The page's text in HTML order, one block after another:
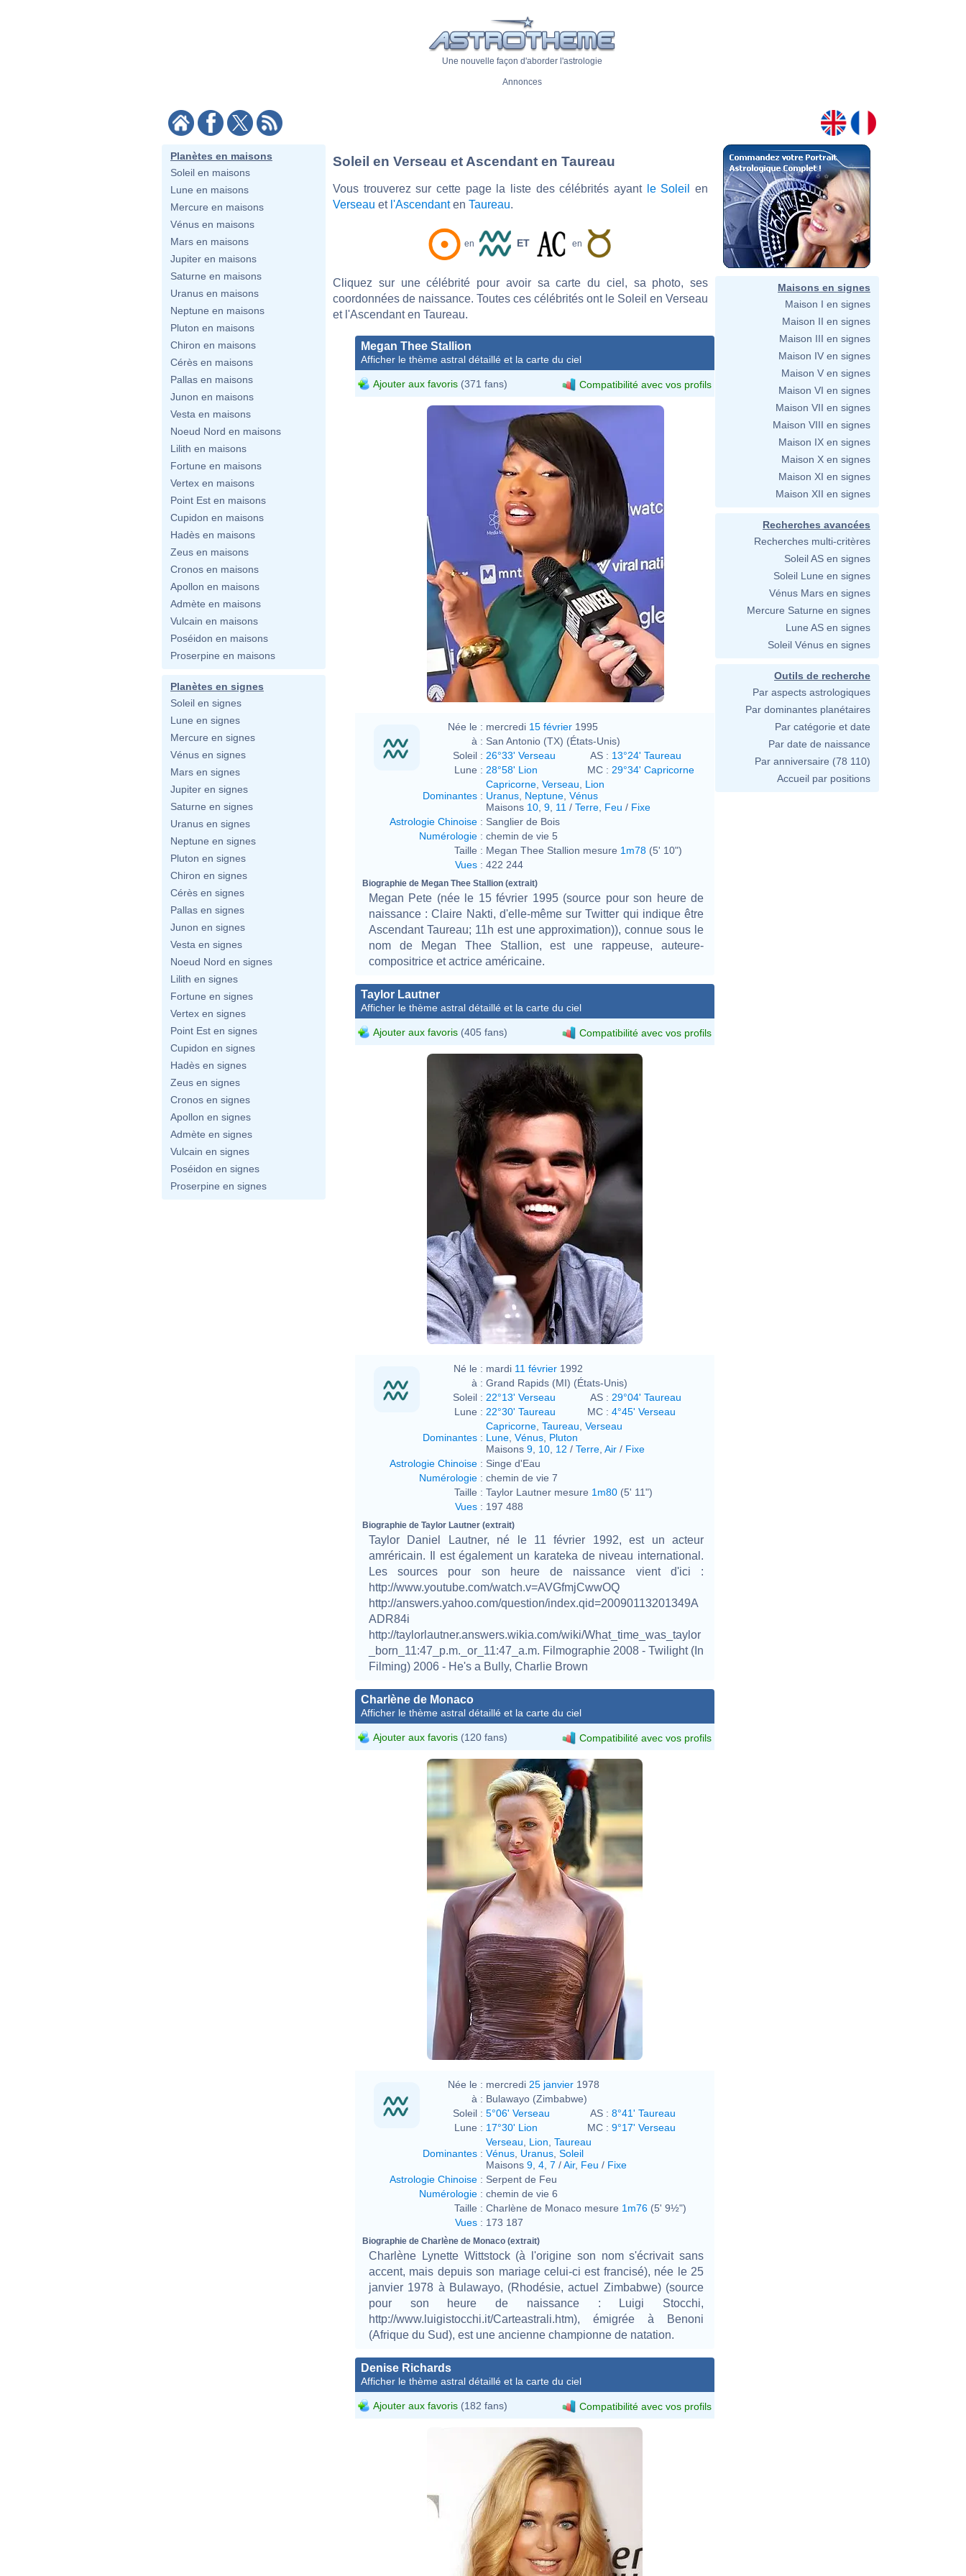
Une nouvelle façon d'aborder l'astrologie
Annonces
Planètes en maisons
Soleil en maisons
Lune en maisons
Mercure en maisons
Vénus en maisons
Mars en maisons
Jupiter en maisons
Saturne en maisons
Uranus en maisons
Neptune en maisons
Pluton en maisons
Chiron en maisons
Cérès en maisons
Pallas en maisons
Junon en maisons
Vesta en maisons
Noeud Nord en maisons
Lilith en maisons
Fortune en maisons
Vertex en maisons
Point Est en maisons
Cupidon en maisons
Hadès en maisons
Zeus en maisons
Cronos en maisons
Apollon en maisons
Admète en maisons
Vulcain en maisons
Poséidon en maisons
Proserpine en maisons
Planètes en signes
Soleil en signes
Lune en signes
Mercure en signes
Vénus en signes
Mars en signes
Jupiter en signes
Saturne en signes
Uranus en signes
Neptune en signes
Pluton en signes
Chiron en signes
Cérès en signes
Pallas en signes
Junon en signes
Vesta en signes
Noeud Nord en signes
Lilith en signes
Fortune en signes
Vertex en signes
Point Est en signes
Cupidon en signes
Hadès en signes
Zeus en signes
Cronos en signes
Apollon en signes
Admète en signes
Vulcain en signes
Poséidon en signes
Proserpine en signes
Soleil en Verseau et Ascendant en Taureau
Vous trouverez sur cette page la liste des célébrités ayant le Soleil
en
Verseau et l'Ascendanten Taureau.
en ET en
Cliquez sur une célébrité pour avoir sa carte du ciel, sa photo, ses
coordonnées de naissance. Toutes ces célébrités ont le Soleil en Verseau
et l'Ascendant en Taureau.
Megan Thee Stallion
Afficher le thème astral détaillé et la carte du ciel
Ajouter aux favoris (371 fans) Compatibilité avec vos profils
https://www.youtube.com/watch?
v=s26X_4EwjRk&ab_channel=ADWEEK
Née le : mercredi 15 février 1995
à : San Antonio (TX) (États-Unis)
Soleil : 26°33' Verseau AS : 13°24' Taureau
Lune : 28°58' Lion MC : 29°34' Capricorne
Dominantes :
Capricorne Verseau
Lion
Uranus Neptune Vénus
Maisons 10 9 11 / Terre Feu / Fixe
Astrologie Chinoise : Sanglier de Bois
Numérologie : chemin de vie 5
Taille : Megan Thee Stallion mesure 1m78 (5' 10")
Vues : 422 244
Biographie de Megan Thee Stallion (extrait)
Megan Pete (née le 15 février 1995 (source pour son heure de
naissance : Claire Nakti, d'elle-même sur Twitter qui indique être
Ascendant Taureau; 11h est une approximation)), connue sous le
nom de Megan Thee Stallion, est une rappeuse, auteure-
compositrice et actrice américaine.
Taylor Lautner
Afficher le thème astral détaillé et la carte du ciel
Ajouter aux favoris (405 fans) Compatibilité avec vos profils
Né le : mardi 11 février 1992
à : Grand Rapids (MI) (États-Unis)
Soleil : 22°13' Verseau AS : 29°04' Taureau
Lune : 22°30' Taureau MC : 4°45' Verseau
Dominantes :
Capricorne Taureau Verseau
Lune Vénus Pluton
Maisons 9 10 12 / Terre Air / Fixe
Astrologie Chinoise : Singe d'Eau
Numérologie : chemin de vie 7
Taille : Taylor Lautner mesure 1m80 (5' 11")
Vues : 197 488
Biographie de Taylor Lautner (extrait)
Taylor Daniel Lautner, né le 11 février 1992, est un acteur
amréricain. Il est également un karateka de niveau international.
Les sources pour son heure de naissance vient d'ici :
http://www.youtube.com/watch.v=AVGfmjCwwOQ
http://answers.yahoo.com/question/index.qid=20090113201349A
ADR84i
http://taylorlautner.answers.wikia.com/wiki/What_time_was_taylor
_born_11:47_p.m._or_11:47_a.m. Filmographie 2008 - Twilight (In
Filming) 2006 - He's a Bully, Charlie Brown
Charlène de Monaco
Afficher le thème astral détaillé et la carte du ciel
Ajouter aux favoris (120 fans) Compatibilité avec vos profils
Née le : mercredi 25 janvier 1978
à : Bulawayo (Zimbabwe)
Soleil : 5°06' Verseau AS : 8°41' Taureau
Lune : 17°30' Lion MC : 9°17' Verseau
Dominantes :
Verseau Lion Taureau
Vénus Uranus Soleil
Maisons 9 4 7 /Air, Feu / Fixe
Astrologie Chinoise : Serpent de Feu
Numérologie : chemin de vie 6
Taille : Charlène de Monaco mesure 1m76 (5' 9½")
Vues : 173 187
Biographie de Charlène de Monaco (extrait)
Charlène Lynette Wittstock (à l'origine son nom s'écrivait sans
accent, mais depuis son mariage celui-ci est francisé), née le 25
janvier 1978 à Bulawayo, (Rhodésie, actuel Zimbabwe) (source
pour son heure de naissance : Luigi Stocchi,
http://www.luigistocchi.it/Carteastrali.htm), émigrée à Benoni
(Afrique du Sud), est une ancienne championne de natation.
Denise Richards
Afficher le thème astral détaillé et la carte du ciel
Ajouter aux favoris (182 fans) Compatibilité avec vos profils
Maisons en signes
Maison I en signes
Maison II en signes
Maison III en signes
Maison IV en signes
Maison V en signes
Maison VI en signes
Maison VII en signes
Maison VIII en signes
Maison IX en signes
Maison X en signes
Maison XI en signes
Maison XII en signes
Recherches avancées
Recherches multi-critères
Soleil AS en signes
Soleil Lune en signes
Vénus Mars en signes
Mercure Saturne en signes
Lune AS en signes
Soleil Vénus en signes
Outils de recherche
Par aspects astrologiques
Par dominantes planétaires
Par catégorie et date
Par date de naissance
Par anniversaire (78 110)
Accueil par positions